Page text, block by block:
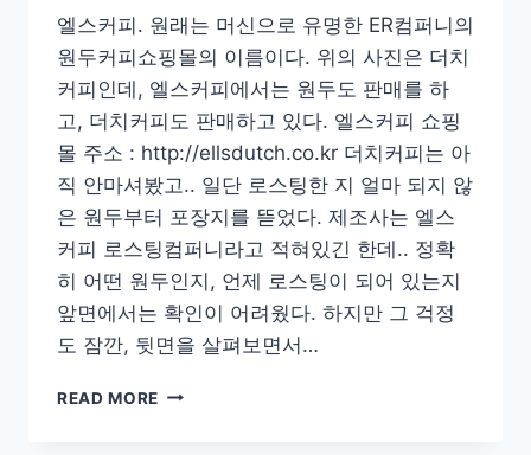
엘스커피. 원래는 머신으로 유명한 ER컴퍼니의
원두커피쇼핑몰의 이름이다. 위의 사진은 더치
커피인데, 엘스커피에서는 원두도 판매를 하
고, 더치커피도 판매하고 있다. 엘스커피 쇼핑
몰 주소 : http://ellsdutch.co.kr 더치커피는 아
직 안마셔봤고.. 일단 로스팅한 지 얼마 되지 않
은 원두부터 포장지를 뜯었다. 제조사는 엘스
커피 로스팅컴퍼니라고 적혀있긴 한데.. 정확
히 어떤 원두인지, 언제 로스팅이 되어 있는지
앞면에서는 확인이 어려웠다. 하지만 그 걱정
도 잠깐, 뒷면을 살펴보면서…
READ MORE [COFFEE]